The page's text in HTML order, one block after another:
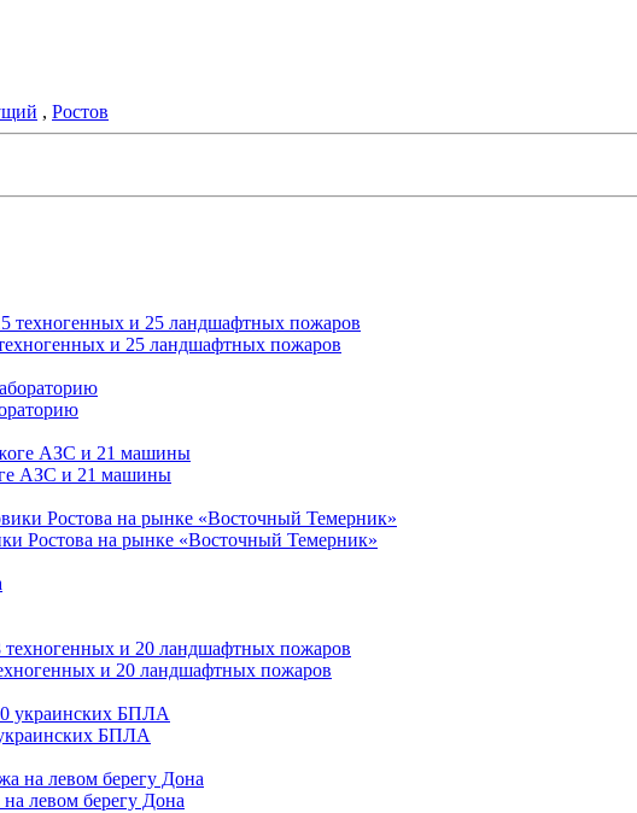
, Ростов
и 25 ландшафтных пожаров
АЗС и 21 машины
Ростова на рынке «Восточный Темерник»
и 20 ландшафтных пожаров
украинских БПЛА
левом берегу Дона